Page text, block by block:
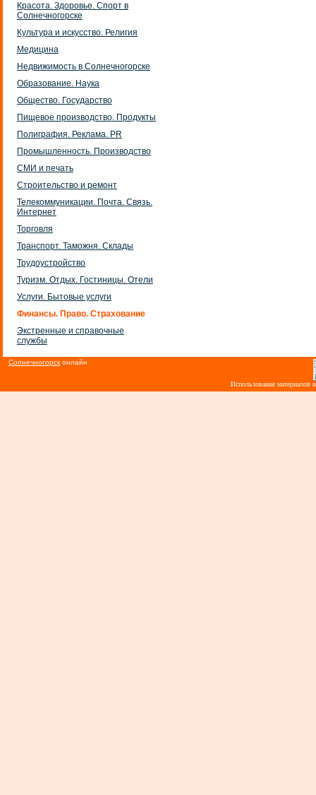
Красота. Здоровье. Спорт в
Солнечногорске
Культура и искусство. Религия
Медицина
Недвижимость в Солнечногорске
Образование. Наука
Общество. Государство
Пищевое производство. Продукты
Полиграфия. Реклама. PR
Промышленность. Производство
СМИ и печать
Строительство и ремонт
Телекоммуникации. Почта. Связь.
Интернет
Торговля
Транспорт. Таможня. Склады
Трудоустройство
Туризм. Отдых. Гостиницы. Отели
Услуги. Бытовые услуги
Финансы. Право. Страхование
Экстренные и справочные
службы
Солнечногорск онлайн
Использование материалов